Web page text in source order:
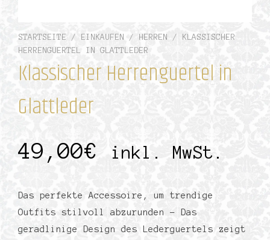
STARTSEITE / EINKAUFEN / HERREN
/ KLASSISCHER
HERRENGUERTEL IN GLATTLEDER
Klassischer Herrenguertel in
Glattleder
49,00€ inkl. MwSt.
Das perfekte Accessoire, um trendige
Outfits stilvoll abzurunden – Das
geradlinige Design des Lederguertels zeigt